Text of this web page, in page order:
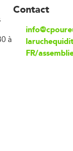
à
Contact
FR/